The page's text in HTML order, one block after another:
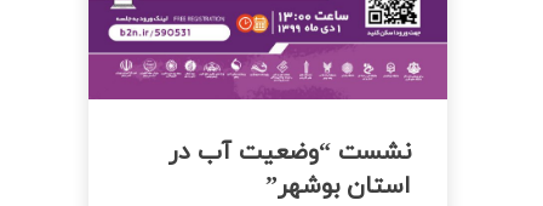
نشست “وضعیت آب در
استان بوشهر”